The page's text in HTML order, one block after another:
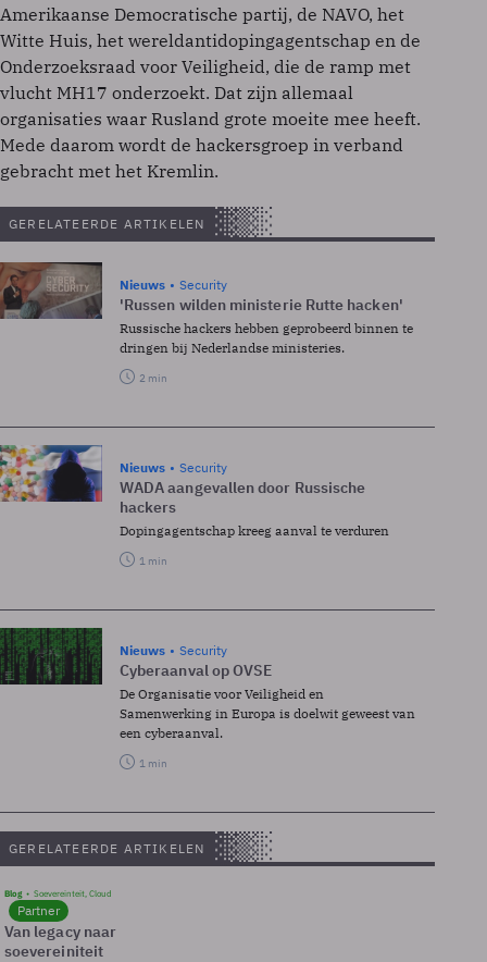
Amerikaanse Democratische partij, de NAVO, het
Witte Huis, het wereldantidopingagentschap en de
Onderzoeksraad voor Veiligheid, die de ramp met
vlucht MH17 onderzoekt. Dat zijn allemaal
organisaties waar Rusland grote moeite mee heeft.
Mede daarom wordt de hackersgroep in verband
gebracht met het Kremlin.
GERELATEERDE ARTIKELEN
Nieuws Security
'Russen wilden ministerie Rutte hacken'
Russische hackers hebben geprobeerd binnen te
dringen bij Nederlandse ministeries.
2 min
Nieuws Security
WADA aangevallen door Russische
hackers
Dopingagentschap kreeg aanval te verduren
1 min
Nieuws Security
Cyberaanval op OVSE
De Organisatie voor Veiligheid en
Samenwerking in Europa is doelwit geweest van
een cyberaanval.
1 min
GERELATEERDE ARTIKELEN
Blog Soevereinteit, Cloud
Partner
Van legacy naar
soevereiniteit